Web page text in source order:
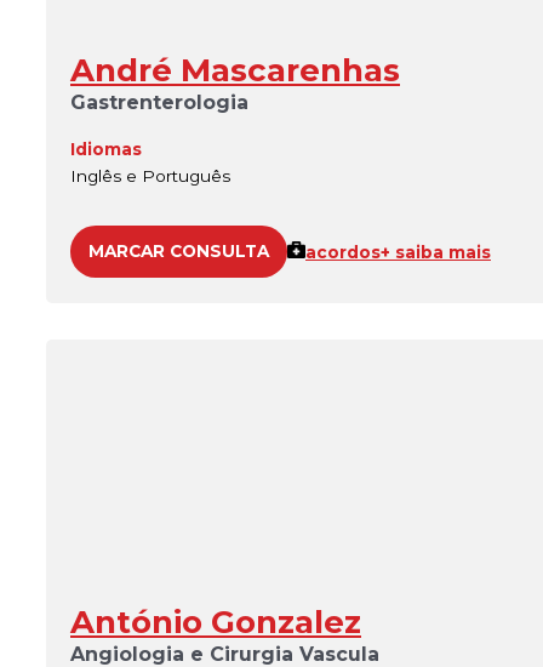
André Mascarenhas
Gastrenterologia
Idiomas
Inglês e Português
MARCAR CONSULTA acordos+ saiba mais
António Gonzalez
Angiologia e Cirurgia Vascula